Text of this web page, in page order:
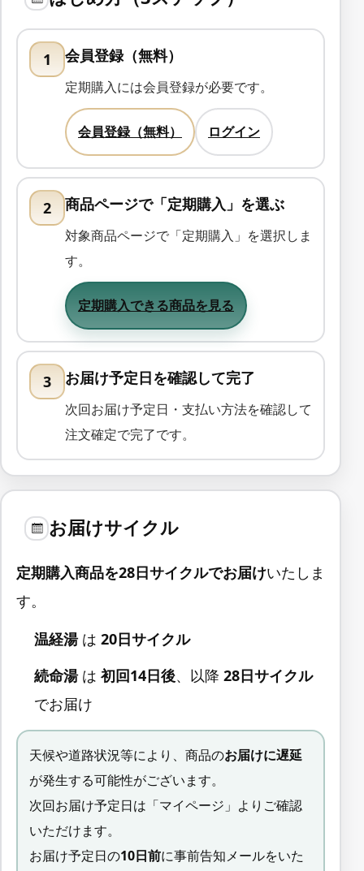
1 会員登録（無料）
定期購入には会員登録が必要です。
会員登録（無料） ログイン
2 商品ページで「定期購入」を選ぶ
対象商品ページで「定期購入」を選択しま
す。
定期購入できる商品を見る
3 お届け予定日を確認して完了
次回お届け予定日・支払い方法を確認して
注文確定で完了です。
お届けサイクル
定期購入商品を28日サイクルでお届けいたしま
す。
温経湯は 20日サイクル
続命湯は 初回14日後、以降 28日サイクル
でお届け
天候や道路状況等により、商品のお届けに遅延
が発生する可能性がございます。
次回お届け予定日は「マイページ」よりご確認
いただけます。
お届け予定日の10日前に事前告知メールをいた